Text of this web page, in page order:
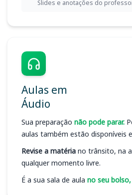
Slides e anotações do
Aulas em
Áudio
Sua preparação não pode parar.
aulas também estão disponíveis
Revise a matéria no trânsito, na
qualquer momento livre.
É a sua sala de aula no seu